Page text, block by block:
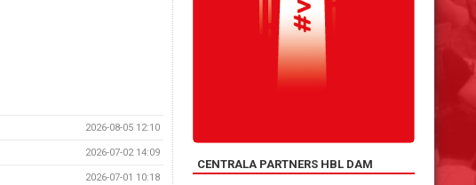
2026-08-05 12:10
2026-07-02 14:09
2026-07-01 10:18
CENTRALA PARTNERS HBL DAM